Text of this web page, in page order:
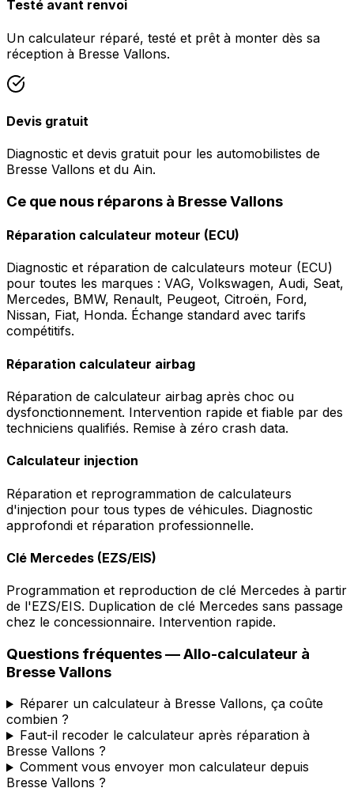
Testé avant renvoi
Un calculateur réparé, testé et prêt à monter dès sa
réception à Bresse Vallons.
Devis gratuit
Diagnostic et devis gratuit pour les automobilistes de
Bresse Vallons et du Ain.
Ce que nous réparons à Bresse Vallons
Réparation calculateur moteur (ECU)
Diagnostic et réparation de calculateurs moteur (ECU)
pour toutes les marques : VAG, Volkswagen, Audi, Seat,
Mercedes, BMW, Renault, Peugeot, Citroën, Ford,
Nissan, Fiat, Honda. Échange standard avec tarifs
compétitifs.
Réparation calculateur airbag
Réparation de calculateur airbag après choc ou
dysfonctionnement. Intervention rapide et fiable par des
techniciens qualifiés. Remise à zéro crash data.
Calculateur injection
Réparation et reprogrammation de calculateurs
d'injection pour tous types de véhicules. Diagnostic
approfondi et réparation professionnelle.
Clé Mercedes (EZS/EIS)
Programmation et reproduction de clé Mercedes à partir
de l'EZS/EIS. Duplication de clé Mercedes sans passage
chez le concessionnaire. Intervention rapide.
Questions fréquentes —Allo-calculateur à
Bresse Vallons
Réparer un calculateur à Bresse Vallons, ça coûte
combien ?
Faut-il recoder le calculateur après réparation à
Bresse Vallons ?
Comment vous envoyer mon calculateur depuis
Bresse Vallons ?